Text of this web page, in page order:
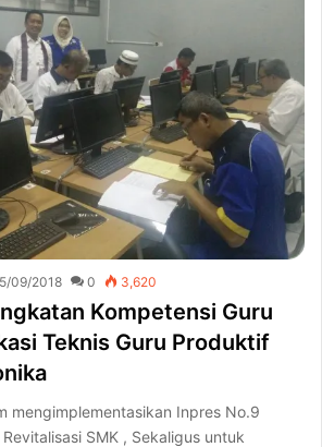
09/2018 0 3,620
Kompetensi Guru
Teknis Guru Produktif
mengimplementasikan Inpres No.9
SMK , Sekaligus untuk